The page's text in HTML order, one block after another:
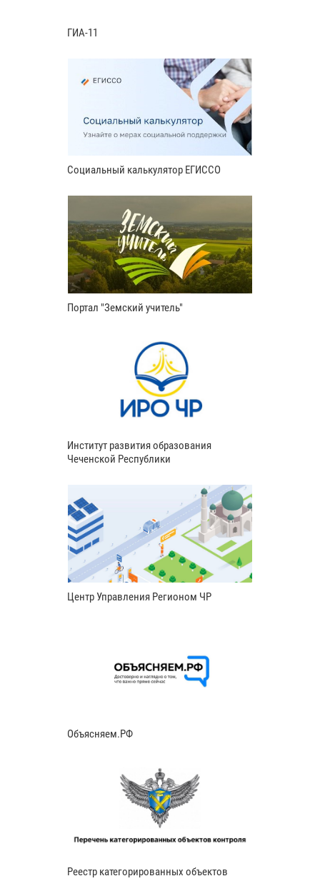
ГИА-11
Социальный калькулятор ЕГИССО
Портал "Земский учитель"
Институт развития образования
Чеченской Республики
Центр Управления Регионом ЧР
Объясняем.РФ
Реестр категорированных объектов